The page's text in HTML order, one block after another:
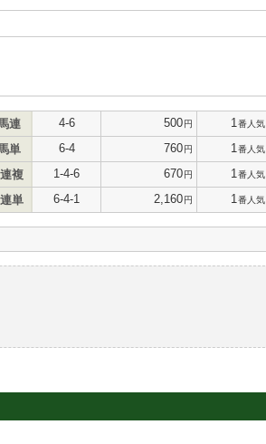
連 4-6 500円 1 番人気
単 6-4 760円 1 番人気
複 1-4-6 670円 1 番人気
単 6-4-1 2,160円 1 番人気